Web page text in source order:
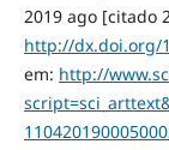
2019 ago [citado
http://dx.doi.org/
em: http://